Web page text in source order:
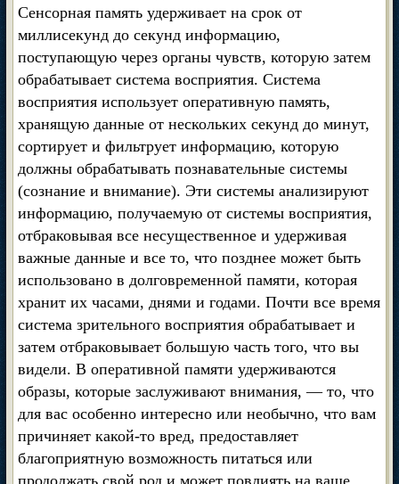
Сенсорная память удерживает на срок от
миллисекунд до секунд информацию,
поступающую через органы чувств, которую затем
обрабатывает система восприятия. Система
восприятия использует оперативную память,
хранящую данные от нескольких секунд до минут,
сортирует и фильтрует информацию, которую
должны обрабатывать познавательные системы
(сознание и внимание). Эти системы анализируют
информацию, получаемую от системы восприятия,
отбраковывая все несущественное и удерживая
важные данные и все то, что позднее может быть
использовано в долговременной памяти, которая
хранит их часами, днями и годами. Почти все время
система зрительного восприятия обрабатывает и
затем отбраковывает большую часть того, что вы
видели. В оперативной памяти удерживаются
образы, которые заслуживают внимания, — то, что
для вас особенно интересно или необычно, что вам
причиняет какой-то вред, предоставляет
благоприятную возможность питаться или
продолжать свой род и может повлиять на ваше